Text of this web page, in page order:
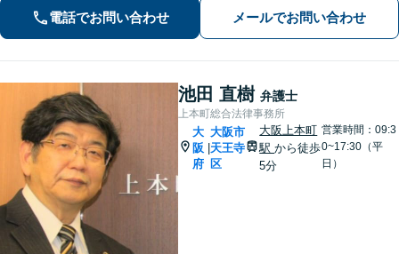
お任せください。法律のプロフェッシ
ョナルが、途を切り拓くお手伝いを致
電話でお問い合わせ メールでお問い合わせ
池田 直樹 弁護士
上本町総合法律事務所
大
阪
府
大阪市
天王寺
区
大阪上本町
駅から徒歩
5分
営業時間：09:3
0~17:30（平
日）